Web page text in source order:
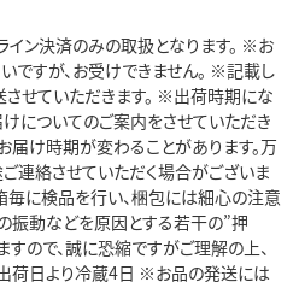
ン決済のみの取扱となります。 ※お
ですが、お受けできません。 ※記載し
せていただきます。 ※出荷時期にな
けについてのご案内をさせていただき
届け時期が変わることがあります。万
連絡させていただく場合がございま
毎に検品を行い、梱包には細心の注意
振動などを原因とする若干の”押
ので、誠に恐縮ですがご理解の上、
荷日より冷蔵4日 ※お品の発送には